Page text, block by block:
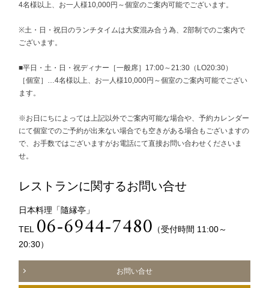
4名様以上、お一人様10,000円～個室のご案内可能でございます。
※土・日・祝日のランチタイムは大変混み合う為、2部制でのご案内で
ございます。
■平日・土・日・祝ディナー［一般席］17:00～21:30（LO20:30）
［個室］…4名様以上、お一人様10,000円～個室のご案内可能でござい
ます。
※お日にちによっては上記以外でご案内可能な場合や、予約カレンダー
にて個室でのご予約が出来ない場合でも空きがある場合もございますの
で、お手数ではございますがお電話にて直接お問い合わせくださいま
せ。
レストランに関するお問い合せ
日本料理「隨縁亭」
TEL
06-6944-7480 （受付時間 11:00～
20:30）
お問い合せ